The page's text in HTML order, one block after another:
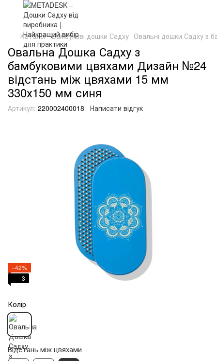
Каталог Бамбукові дошки Садху Овальні дошки Садху з
Овальна Дошка Садху з
бамбуковими цвяхами Дизайн №24
відстань між цвяхами 15 мм
330х150 мм синя
Артикул: 220002400018 Написати відгук
−42%
3
Колір
Відстань між цвяхами